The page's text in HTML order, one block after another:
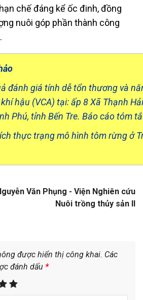
chế đáng kể ốc đinh, đồng
nuôi góp phần thành công
đánh giá tính dễ tổn thương và
hậu (VCA) tại: ấp 8 Xã Thạnh
Phú, tỉnh Bến Tre. Báo cáo tóm
thực trạng mô hình tôm rừng ở
Văn Phụng - Viện Nghiên cứu
Nuôi trồng thủy sản II
được hiển thị công khai. Các
đánh dấu *